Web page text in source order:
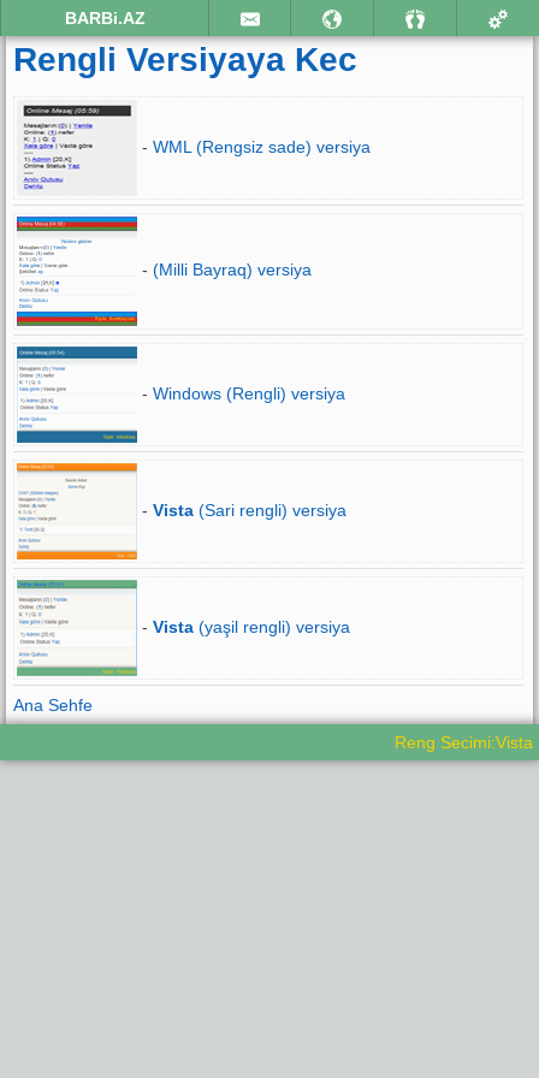
BARBi.AZ
Rengli Versiyaya Kec
- WML (Rengsiz sade) versiya
- (Milli Bayraq) versiya
- Windows (Rengli) versiya
- Vista (Sari rengli) versiya
- Vista (yaşil rengli) versiya
Ana Sehfe
Reng Secimi:Vista